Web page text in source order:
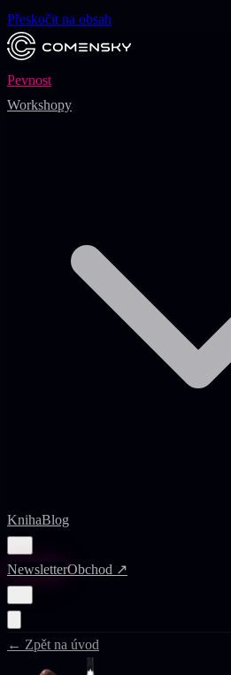
Přeskočit na obsah
Pevnost
Workshopy
KnihaBlog
NewsletterObchod ↗
← Zpět na úvod